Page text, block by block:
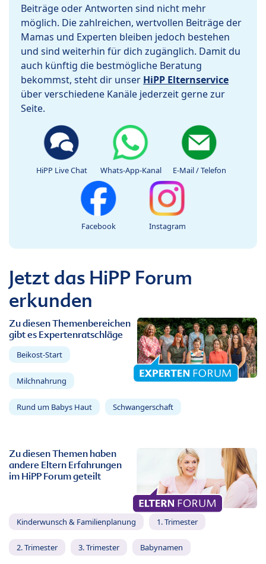
Beiträge oder Antworten sind nicht mehr
möglich. Die zahlreichen, wertvollen Beiträge der
Mamas und Experten bleiben jedoch bestehen
und sind weiterhin für dich zugänglich. Damit du
auch künftig die bestmögliche Beratung
bekommst, steht dir unser HiPP Elternservice
über verschiedene Kanäle jederzeit gerne zur
Seite.
HiPP Live Chat Whats-App-Kanal E-Mail / Telefon
Facebook Instagram
Jetzt das HiPP Forum
erkunden
Zu diesen Themenbereichen
gibt es Expertenratschläge
Beikost-Start
Milchnahrung
Rund um Babys Haut Schwangerschaft
Zu diesen Themen haben
andere Eltern Erfahrungen
im HiPP Forum geteilt
Kinderwunsch & Familienplanung 1. Trimester
2. Trimester 3. Trimester Babynamen